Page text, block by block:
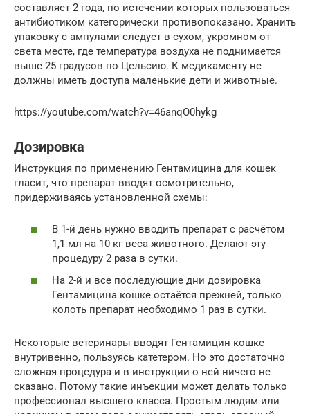
составляет 2 года, по истечении которых пользоваться
антибиотиком категорически противопоказано. Хранить
упаковку с ампулами следует в сухом, укромном от
света месте, где температура воздуха не поднимается
выше 25 градусов по Цельсию. К медикаменту не
должны иметь доступа маленькие дети и животные.
https://youtube.com/watch?v=46anqO0hykg
Дозировка
Инструкция по применению Гентамицина для кошек
гласит, что препарат вводят осмотрительно,
придерживаясь установленной схемы:
В 1-й день нужно вводить препарат с расчётом
1,1 мл на 10 кг веса животного. Делают эту
процедуру 2 раза в сутки.
На 2-й и все последующие дни дозировка
Гентамицина кошке остаётся прежней, только
колоть препарат необходимо 1 раз в сутки.
Некоторые ветеринары вводят Гентамицин кошке
внутривенно, пользуясь катетером. Но это достаточно
сложная процедура и в инструкции о ней ничего не
сказано. Потому такие инъекции может делать только
профессионал высшего класса. Простым людям или